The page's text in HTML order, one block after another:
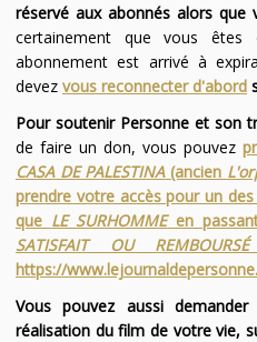
réservé aux abonnés alors que
certainement que vous êtes
abonnement est arrivé à
devez vous reconnecter d'abord
Pour soutenir Personne et son
de faire un don, vous pouvez
CASA DE PALESTINA(ancien
prendre votre accès pour un
que LE SURHOMMEen
SATISFAIT OU REMBOURSÉ
https://
Vous pouvez aussi
réalisation du film de votre vie,